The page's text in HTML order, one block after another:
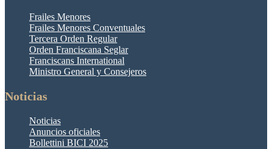
Frailes Menores
Frailes Menores Conventuales
Tercera Orden Regular
Orden Franciscana Seglar
Franciscans International
Ministro General y Consejeros
Noticias
Noticias
Anuncios oficiales
Bollettini BICI 2025